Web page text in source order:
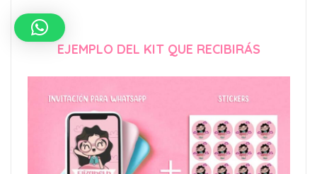
EJEMPLO DEL KIT QUE RECIBIRÁS